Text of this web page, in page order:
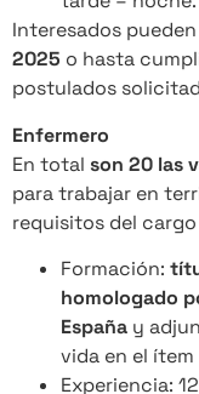
Interesados pueden
2025 o hasta
postulados
Enfermero
En total son 20 las
para trabajar en
requisitos del
Formación:
homologado
España y
vida en el
Experiencia: